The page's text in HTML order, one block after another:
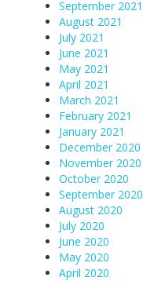
September 2021
August 2021
July 2021
June 2021
May 2021
April 2021
March 2021
February 2021
January 2021
December 2020
November 2020
October 2020
September 2020
August 2020
July 2020
June 2020
May 2020
April 2020